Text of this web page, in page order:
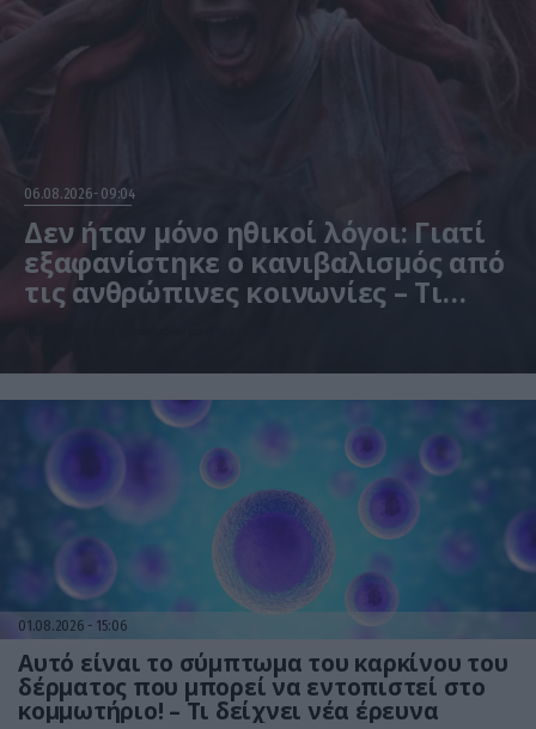
06.08.2026 09:04
Δεν ήταν μόνο ηθικοί λόγοι: Γιατί
εξαφανίστηκε ο κανιβαλισμός από
τις ανθρώπινες κοινωνίες – Τι
01.08.2026 15:06
Αυτό είναι το σύμπτωμα του καρκίνου του
δέρματος που μπορεί να εντοπιστεί στο
κομμωτήριο! – Τι δείχνει νέα έρευνα